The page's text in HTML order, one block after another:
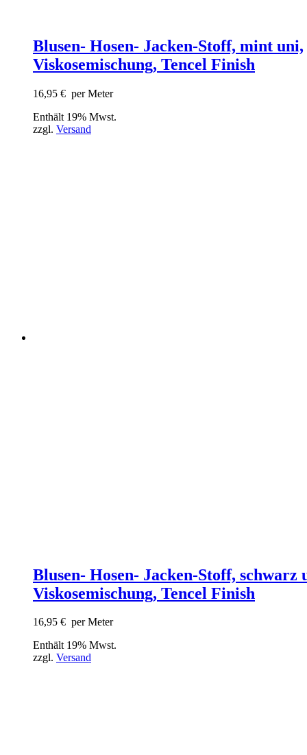
Blusen- Hosen- Jacken-Stoff, mint uni,
Viskosemischung, Tencel Finish
16,95 € per Meter
Enthält 19% Mwst.
zzgl. Versand
Blusen- Hosen- Jacken-Stoff, schwarz
Viskosemischung, Tencel Finish
16,95 € per Meter
Enthält 19% Mwst.
zzgl. Versand